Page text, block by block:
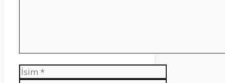
İsim